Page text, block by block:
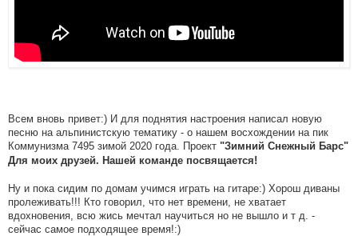
Всем вновь привет:) И для поднятия настроения написал новую
песню на альпинистскую тематику - о нашем восхождении на пик
Коммунизма 7495 зимой 2020 года. Проект "Зимний Снежный Барс"
Для моих друзей. Нашей команде посвящается!
Ну и пока сидим по домам учимся играть на гитаре:) Хорош диваны
пролеживать!!! Кто говорил, что нет времени, не хватает
вдохновения, всю жись мечтал научиться но не вышло и т д. -
сейчас самое подходящее время!:)